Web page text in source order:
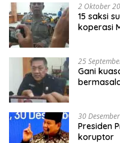
2 Oktober
15 saksi
koperasi
25
Gani
30
Presiden
koruptor